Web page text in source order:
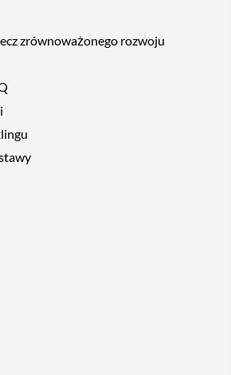
zrównoważonego rozwoju